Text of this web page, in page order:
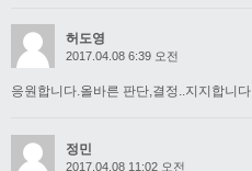
허도영
2017.04.08 6:39 오전
응원합니다.올바른 판단,결정..지지합니다
정민
2017.04.08 11:02 오전